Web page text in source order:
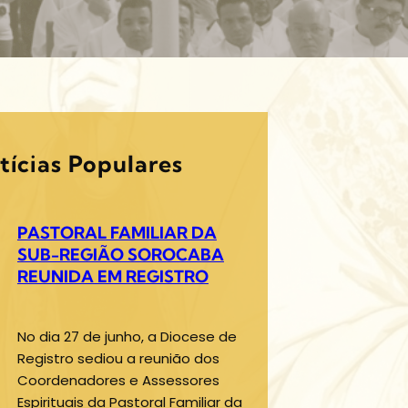
Populares
PASTORAL FAMILIAR DA
SUB-REGIÃO SOROCABA
REUNIDA EM REGISTRO
No dia 27 de junho, a Diocese de
Registro sediou a reunião dos
Coordenadores e Assessores
Espirituais da Pastoral Familiar da